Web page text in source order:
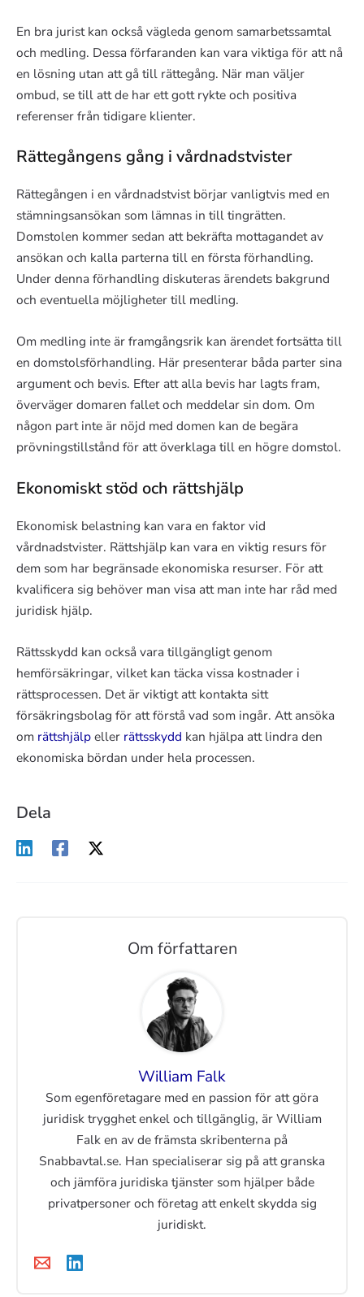
En bra jurist kan också vägleda genom samarbetssamtal
och medling. Dessa förfaranden kan vara viktiga för att nå
en lösning utan att gå till rättegång. När man väljer
ombud, se till att de har ett gott rykte och positiva
referenser från tidigare klienter.
Rättegångens gång i vårdnadstvister
Rättegången i en vårdnadstvist börjar vanligtvis med en
stämningsansökan som lämnas in till tingrätten.
Domstolen kommer sedan att bekräfta mottagandet av
ansökan och kalla parterna till en första förhandling.
Under denna förhandling diskuteras ärendets bakgrund
och eventuella möjligheter till medling.
Om medling inte är framgångsrik kan ärendet fortsätta till
en domstolsförhandling. Här presenterar båda parter sina
argument och bevis. Efter att alla bevis har lagts fram,
överväger domaren fallet och meddelar sin dom. Om
någon part inte är nöjd med domen kan de begära
prövningstillstånd för att överklaga till en högre domstol.
Ekonomiskt stöd och rättshjälp
Ekonomisk belastning kan vara en faktor vid
vårdnadstvister. Rättshjälp kan vara en viktig resurs för
dem som har begränsade ekonomiska resurser. För att
kvalificera sig behöver man visa att man inte har råd med
juridisk hjälp.
Rättsskydd kan också vara tillgängligt genom
hemförsäkringar, vilket kan täcka vissa kostnader i
rättsprocessen. Det är viktigt att kontakta sitt
försäkringsbolag för att förstå vad som ingår. Att ansöka
om rättshjälpeller rättsskydd kan hjälpa att lindra den
ekonomiska bördan under hela processen.
Dela
Om författaren
William Falk
Som egenföretagare med en passion för att göra
juridisk trygghet enkel och tillgänglig, är William
Falk en av de främsta skribenterna på
Snabbavtal.se. Han specialiserar sig på att granska
och jämföra juridiska tjänster som hjälper både
privatpersoner och företag att enkelt skydda sig
juridiskt.